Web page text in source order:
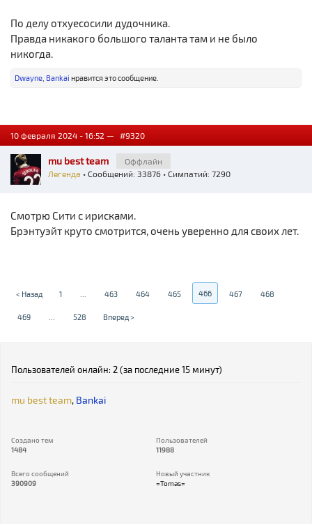
По делу отхуесосили дудочника.
Правда никакого большого таланта там и не было
никогда.
Dwayne Bankai нравится это сообщение.
10 февраля 2024 - 16:52 — #9320
mu best team
Оффлайн
Легенда • Сообщений: 33876 • Симпатий: 7290
Смотрю Сити с ирисками.
Брэнтуэйт круто смотрится, очень уверенно для своих лет.
< Назад 1 463 464 465 466 467 468
469 528 Вперед >
Пользователей онлайн: 2 (за последние 15 минут)
mu best team, Bankai
Создано тем
1484
Всего сообщений
390909
Пользователей
11988
Новый участник
=Tomas=